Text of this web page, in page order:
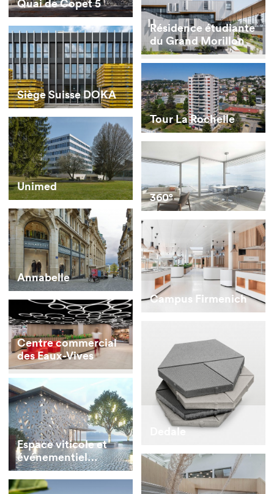
Quai de Copet 5
Résidence étudiante
du Grand Morillon
Siège Suisse DOKA
Tour La Rochelle
Unimed
360°
Annabelle
Campus Firmenich
Centre commercial
des Eaux-Vives
Dedale
Espace viticole et
événementiel
polyvalent